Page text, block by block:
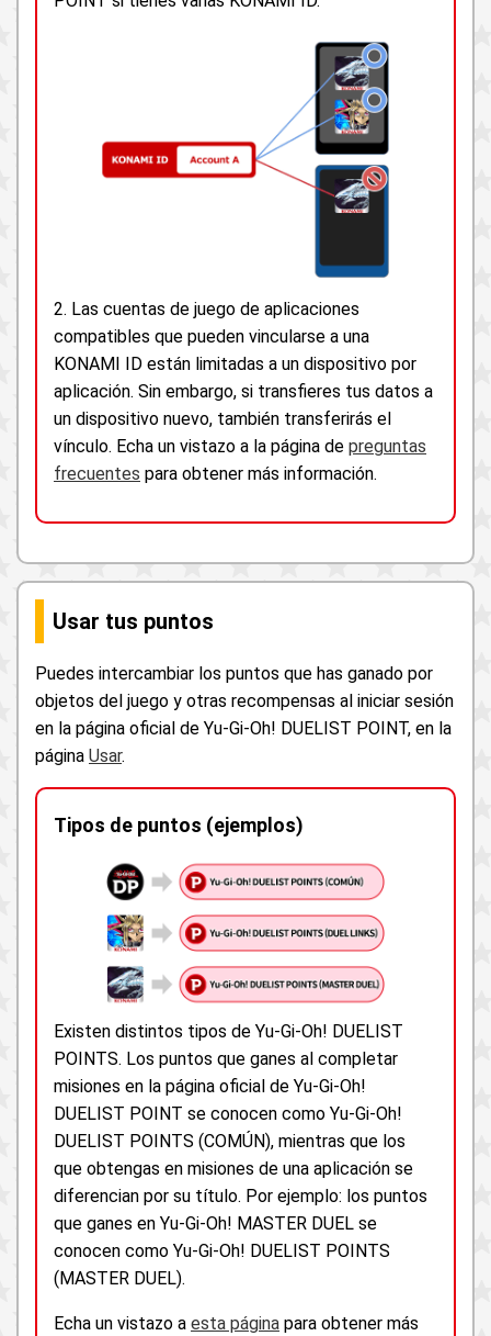
2. Las cuentas de juego de aplicaciones
compatibles que pueden vincularse a una
KONAMI ID están limitadas a un dispositivo por
aplicación. Sin embargo, si transfieres tus datos a
un dispositivo nuevo, también transferirás el
vínculo. Echa un vistazo a la página de preguntas
frecuentes para obtener más información.
Usar tus puntos
Puedes intercambiar los puntos que has ganado por
objetos del juego y otras recompensas al iniciar sesión
en la página oficial de Yu-Gi-Oh! DUELIST POINT, en la
página Usar.
Tipos de puntos (ejemplos)
Existen distintos tipos de Yu-Gi-Oh! DUELIST
POINTS. Los puntos que ganes al completar
misiones en la página oficial de Yu-Gi-Oh!
DUELIST POINT se conocen como Yu-Gi-Oh!
DUELIST POINTS (COMÚN), mientras que los
que obtengas en misiones de una aplicación se
diferencian por su título. Por ejemplo: los puntos
que ganes en Yu-Gi-Oh! MASTER DUEL se
conocen como Yu-Gi-Oh! DUELIST POINTS
(MASTER DUEL).
Echa un vistazo a esta página para obtener más